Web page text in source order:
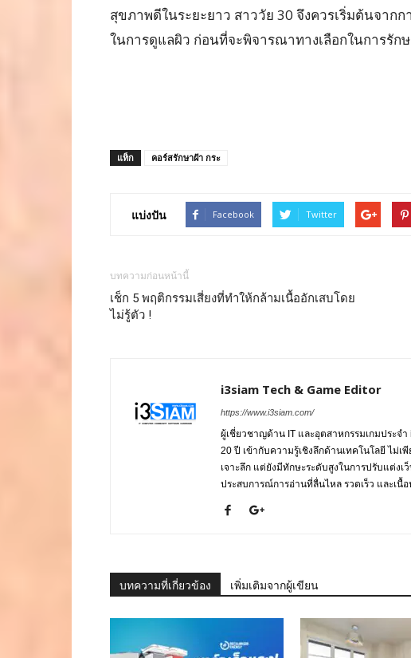
สุขภาพดีในระยะยาว สาววัย 30 จึงควรเริ่มต้นจา
ในการดูแลผิว ก่อนที่จะพิจารณาทางเลือกในการรั
แท็ก คอร์สรักษาฝ้า กระ
แบ่งปัน Facebook Twitter
บทความก่อนหน้านี้
เช็ก 5 พฤติกรรมเสี่ยงที่ทำให้กล้ามเนื้ออักเสบโดย
ไม่รู้ตัว !
i3siam Tech & Game Editor
https://www.i3siam.com/
ผู้เชี่ยวชาญด้าน IT และอุตสาหกรรมเกมประจ
20 ปี เข้ากับความรู้เชิงลึกด้านเทคโนโลยี ไม่เ
เจาะลึก แต่ยังมีทักษะระดับสูงในการปรับแต่งเ
ประสบการณ์การอ่านที่ลื่นไหล รวดเร็ว และเ
บทความที่เกี่ยวข้อง เพิ่มเติมจากผู้เขียน